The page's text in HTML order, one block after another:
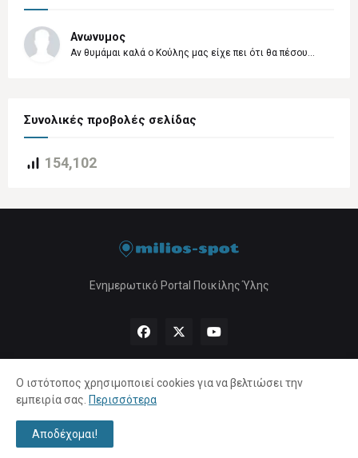
Ανωνυμος
Αν θυμάμαι καλά ο Κούλης μας είχε πει ότι θα πέσου...
Συνολικές προβολές σελίδας
154,102
Ενημερωτικό Portal Ποικίλης Ύλης
Αρχική About Us Πολιτική Απορρήτου
Ο ιστότοπος χρησιμοποιεί cookies για να βελτιώσει την
εμπειρία σας. Περισσότερα
Αποδέχομαι!